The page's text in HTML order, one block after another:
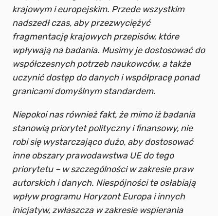
krajowym i europejskim. Przede wszystkim
nadszedł czas, aby przezwyciężyć
fragmentację krajowych przepisów, które
wpływają na badania. Musimy je dostosować do
współczesnych potrzeb naukowców, a także
uczynić dostęp do danych i współpracę ponad
granicami domyślnym standardem.
Niepokoi nas również fakt, że mimo iż badania
stanowią priorytet polityczny i finansowy, nie
robi się wystarczająco dużo, aby dostosować
inne obszary prawodawstwa UE do tego
priorytetu – w szczególności w zakresie praw
autorskich i danych. Niespójności te osłabiają
wpływ programu Horyzont Europa i innych
inicjatyw, zwłaszcza w zakresie wspierania